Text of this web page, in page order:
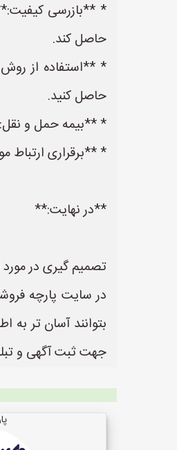
* **بازرسی
حاصل کند.
حاصل کنید.
* **بیمه حمل و
* **برقراری ارتباط
**در نهایت:**
تصمیم گیری در مورد
در سایت پارچه
جهت ثبت آگهی و